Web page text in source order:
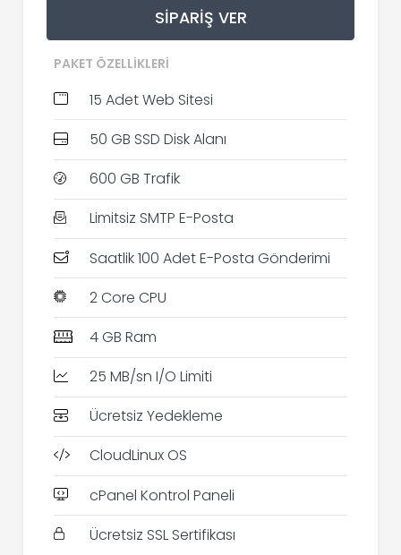
SIPARIŞ VER
PAKET ÖZELLIKLERI
15 Adet Web Sitesi
50 GB SSD Disk Alanı
600 GB Trafik
Limitsiz SMTP E-Posta
Saatlik 100 Adet E-Posta Gönderimi
2 Core CPU
4 GB Ram
25 MB/sn I/O Limiti
Ücretsiz Yedekleme
CloudLinux OS
cPanel Kontrol Paneli
Ücretsiz SSL Sertifikası